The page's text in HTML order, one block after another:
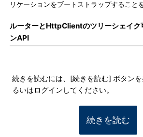
リケーションをブートストラップすること
ルーターとHttpClientのツリーシェイク
ンAPI
続きを読むには、[続きを読む] ボタン
るいはログインしてください。
続きを読む